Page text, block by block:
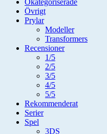
Okategoriserade
Övrigt
Prylar
Modeller
Transformers
Recensioner
1/5
2/5
3/5
4/5
5/5
Rekommenderat
Serier
Spel
3DS